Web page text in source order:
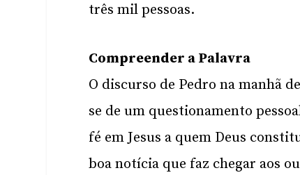
três mil pessoas.
Compreender a Palavra
O discurso de Pedro na manhã
se de um questionamento
fé em Jesus a quem Deus
boa notícia que faz chegar aos